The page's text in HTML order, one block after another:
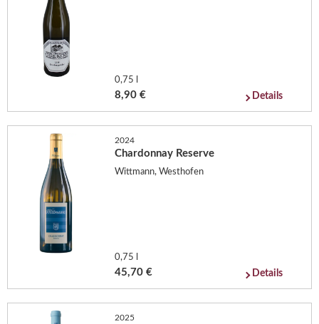
0,75 l
8,90 € Details
2024
Chardonnay Reserve
Wittmann, Westhofen
0,75 l
45,70 € Details
2025